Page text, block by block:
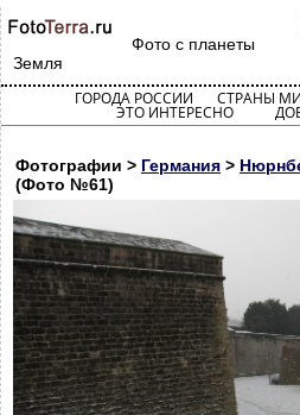
Фото с планеты
Земля
ГОРОДА РОССИИ СТРАНЫ
ЭТО ИНТЕРЕСНО
Фотографии > Германия >
(Фото №61)